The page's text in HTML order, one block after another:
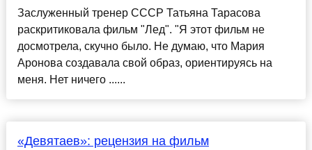
Заслуженный тренер СССР Татьяна Тарасова
раскритиковала фильм "Лед". "Я этот фильм не
досмотрела, скучно было. Не думаю, что Мария
Аронова создавала свой образ, ориентируясь на
меня. Нет ничего ......
«Девятаев»: рецензия на фильм